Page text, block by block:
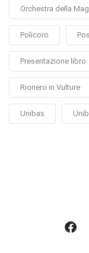
Orchestra della
Policoro
Presentazione libro
Rionero in Vulture
Unibas